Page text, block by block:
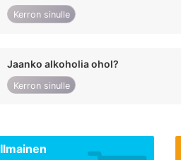
Kerron sinulle
Jaanko alkoholia ohol?
Kerron sinulle
Ilmainen